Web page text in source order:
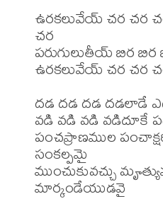
ఉరకలువేయ్ చర చర
చర
పరుగులుతీయ్ బిర బిర
ఉరకలువేయ్ చర చర
దడ దడ దడ దడలాడే
వడి వడి వడి వడిదూకే
పంచప్రాణముల
సంకల్పమై
ముంచుకువచ్చు
మార్కండేయుడవై